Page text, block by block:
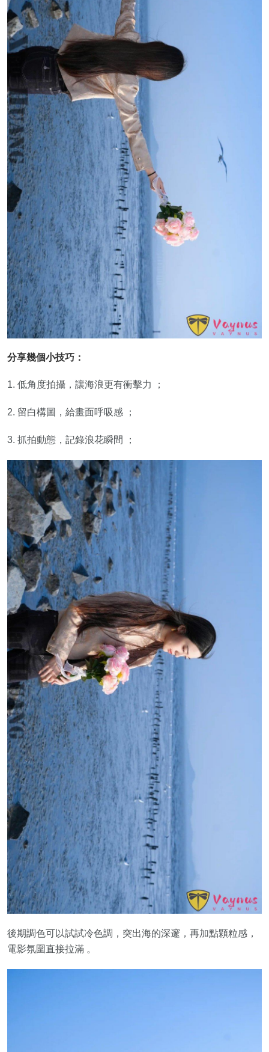
分享幾個小技巧：
1. 低角度拍攝，讓海浪更有衝擊力 ；
2. 留白構圖，給畫面呼吸感 ；
3. 抓拍動態，記錄浪花瞬間 ；
後期調色可以試試冷色調，突出海的深邃，再加點顆粒感，
電影氛圍直接拉滿 。